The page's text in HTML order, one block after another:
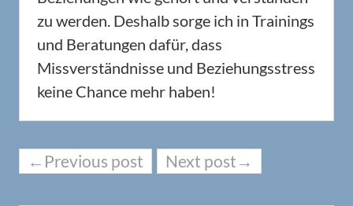
zu werden. Deshalb sorge ich in Trainings
und Beratungen dafür, dass
Missverständnisse und Beziehungsstress
keine Chance mehr haben!
←Previous post Next post→